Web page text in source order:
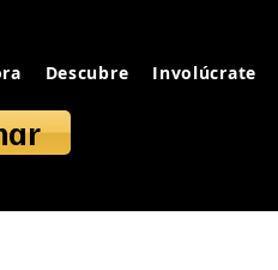
Descubre Involúcrate